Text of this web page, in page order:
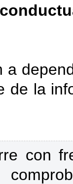
a
de la
con